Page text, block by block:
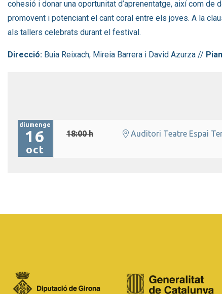
cohesió i donar una oportunitat d’aprenentatge, així com
promovent i potenciant el cant coral entre els joves. A la
als tallers celebrats durant el festival.
Direcció: Buia Reixach, Mireia Barrera i David Azurza //
diumenge
16
oct
18:00 h Auditori Teatre Espai